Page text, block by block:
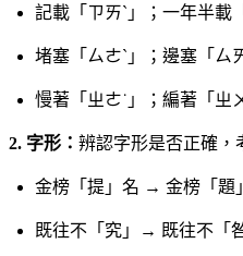
記載「ㄗㄞˋ」；一年半載
堵塞「ㄙㄜˋ」；邊塞「ㄙ
慢著「ㄓㄜ˙」；編著「ㄓ
2. 字形： 辨認字形是否正確，
金榜「提」名 → 金榜「題
既往不「究」→ 既往不「咎